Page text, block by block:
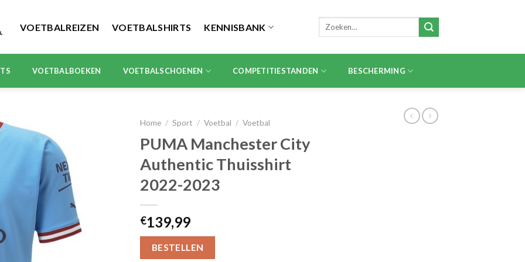
VOETBALREIZEN VOETBALSHIRTS KENNISBANK
Zoeken
VOETBALBOEKEN VOETBALSCHOENEN COMPETITIESTANDEN BESCHERMING
Home / Sport / Voetbal / Voetbal
PUMA Manchester City
Authentic Thuisshirt
2022-2023
€139,99
BESTELLEN